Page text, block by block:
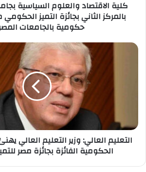
بجائزة
التميز
بين
كلية الاقتصاد والعلوم السياسية
حكومية بالجامعات
التعليم
الحكومية
الفائزة
التعليم العالي: وزير التعليم العالي
الحكومية الفائزة بجائزة مصر